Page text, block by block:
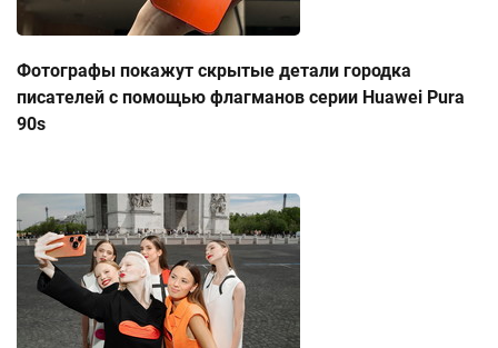
Фотографы покажут скрытые детали городка
писателей с помощью флагманов серии Huawei Pura
90s